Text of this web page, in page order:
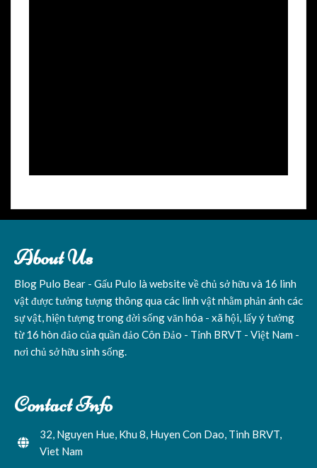
About Us
Blog Pulo Bear - Gấu Pulo là website về chủ sở hữu và 16 linh
vật được tưởng tượng thông qua các linh vật nhằm phản ánh các
sự vật, hiện tượng trong đời sống văn hóa - xã hội, lấy ý tưởng
từ 16 hòn đảo của quần đảo Côn Đảo - Tỉnh BRVT - Việt Nam -
nơi chủ sở hữu sinh sống.
Contact Info
32, Nguyen Hue, Khu 8, Huyen Con Dao, Tinh BRVT,
Viet Nam